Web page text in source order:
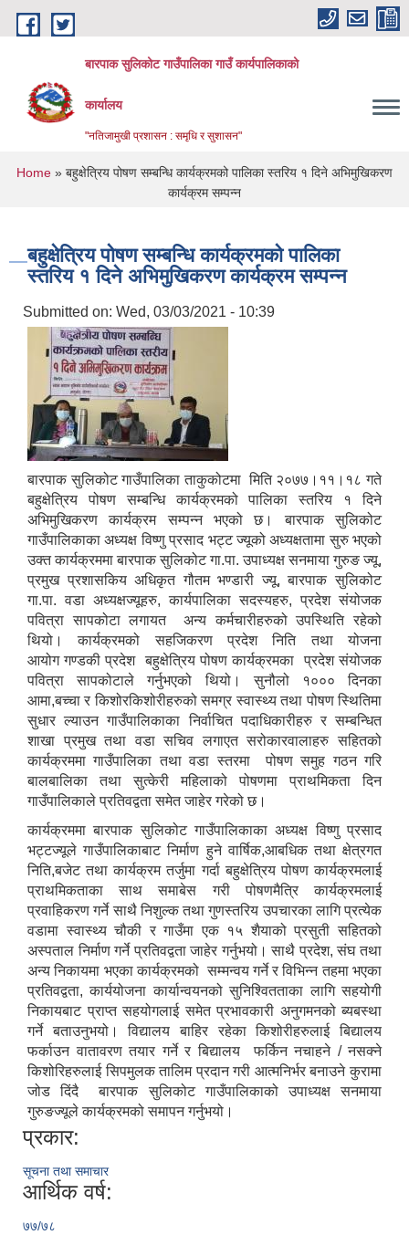
Skip to main content
बारपाक सुलिकोट गाउँपालिका गाउँ कार्यपालिकाको
कार्यालय
"नतिजामुखी प्रशासन : समृधि र सुशासन"
You are here
Home » बहुक्षेत्रिय पोषण सम्बन्धि कार्यक्रमको पालिका स्तरिय १ दिने अभिमुखिकरण
कार्यक्रम सम्पन्न
बहुक्षेत्रिय पोषण सम्बन्धि कार्यक्रमको पालिका
स्तरिय १ दिने अभिमुखिकरण कार्यक्रम सम्पन्न
Submitted on: Wed, 03/03/2021 - 10:39
बारपाक सुलिकोट गाउँपालिका ताकुकोटमा मिति २०७७।११।१८ गते
बहुक्षेत्रिय पोषण सम्बन्धि कार्यक्रमको पालिका स्तरिय १ दिने
अभिमुखिकरण कार्यक्रम सम्पन्न भएको छ। बारपाक सुलिकोट
गाउँपालिकाका अध्यक्ष विष्णु प्रसाद भट्ट ज्यूको अध्यक्षतामा सुरु भएको
उक्त कार्यक्रममा बारपाक सुलिकोट गा.पा. उपाध्यक्ष सनमाया गुरुङ ज्यू,
प्रमुख प्रशासकिय अधिकृत गौतम भण्डारी ज्यू, बारपाक सुलिकोट
गा.पा. वडा अध्यक्षज्यूहरु, कार्यपालिका सदस्यहरु, प्रदेश संयोजक
पवित्रा सापकोटा लगायत अन्य कर्मचारीहरुको उपस्थिति रहेको
थियो। कार्यक्रमको सहजिकरण प्रदेश निति तथा योजना
आयोग गण्डकी प्रदेश बहुक्षेत्रिय पोषण कार्यक्रमका प्रदेश संयोजक
पवित्रा सापकोटाले गर्नुभएको थियो। सुनौलो १००० दिनका
आमा,बच्चा र किशोरकिशोरीहरुको समग्र स्वास्थ्य तथा पोषण स्थितिमा
सुधार ल्याउन गाउँपालिकाका निर्वाचित पदाधिकारीहरु र सम्बन्धित
शाखा प्रमुख तथा वडा सचिव लगाएत सरोकारवालाहरु सहितको
कार्यक्रममा गाउँपालिका तथा वडा स्तरमा पोषण समुह गठन गरि
बालबालिका तथा सुत्केरी महिलाको पोषणमा प्राथमिकता दिन
गाउँपालिकाले प्रतिवद्वता समेत जाहेर गरेको छ।
कार्यक्रममा बारपाक सुलिकोट गाउँपालिकाका अध्यक्ष विष्णु प्रसाद
भट्टज्यूले गाउँपालिकाबाट निर्माण हुने वार्षिक,आबधिक तथा क्षेत्रगत
निति,बजेट तथा कार्यक्रम तर्जुमा गर्दा बहुक्षेत्रिय पोषण कार्यक्रमलाई
प्राथमिकताका साथ समाबेस गरी पोषणमैत्रि कार्यक्रमलाई
प्रवाहिकरण गर्ने साथै निशुल्क तथा गुणस्तरिय उपचारका लागि प्रत्येक
वडामा स्वास्थ्य चौकी र गाउँमा एक १५ शैयाको प्रसुती सहितको
अस्पताल निर्माण गर्ने प्रतिवद्वता जाहेर गर्नुभयो। साथै प्रदेश, संघ तथा
अन्य निकायमा भएका कार्यक्रमको सम्मन्वय गर्ने र विभिन्न तहमा भएका
प्रतिवद्वता, कार्ययोजना कार्यान्वयनको सुनिश्वितताका लागि सहयोगी
निकायबाट प्राप्त सहयोगलाई समेत प्रभावकारी अनुगमनको ब्यबस्था
गर्ने बताउनुभयो। विद्यालय बाहिर रहेका किशोरीहरुलाई बिद्यालय
फर्काउन वातावरण तयार गर्ने र बिद्यालय फर्किन नचाहने / नसक्ने
किशोरिहरुलाई सिपमुलक तालिम प्रदान गरी आत्मनिर्भर बनाउने कुरामा
जोड दिंदै बारपाक सुलिकोट गाउँपालिकाको उपाध्यक्ष सनमाया
गुरुङज्यूले कार्यक्रमको समापन गर्नुभयो।
प्रकार:
सूचना तथा समाचार
आर्थिक वर्ष:
७७/७८